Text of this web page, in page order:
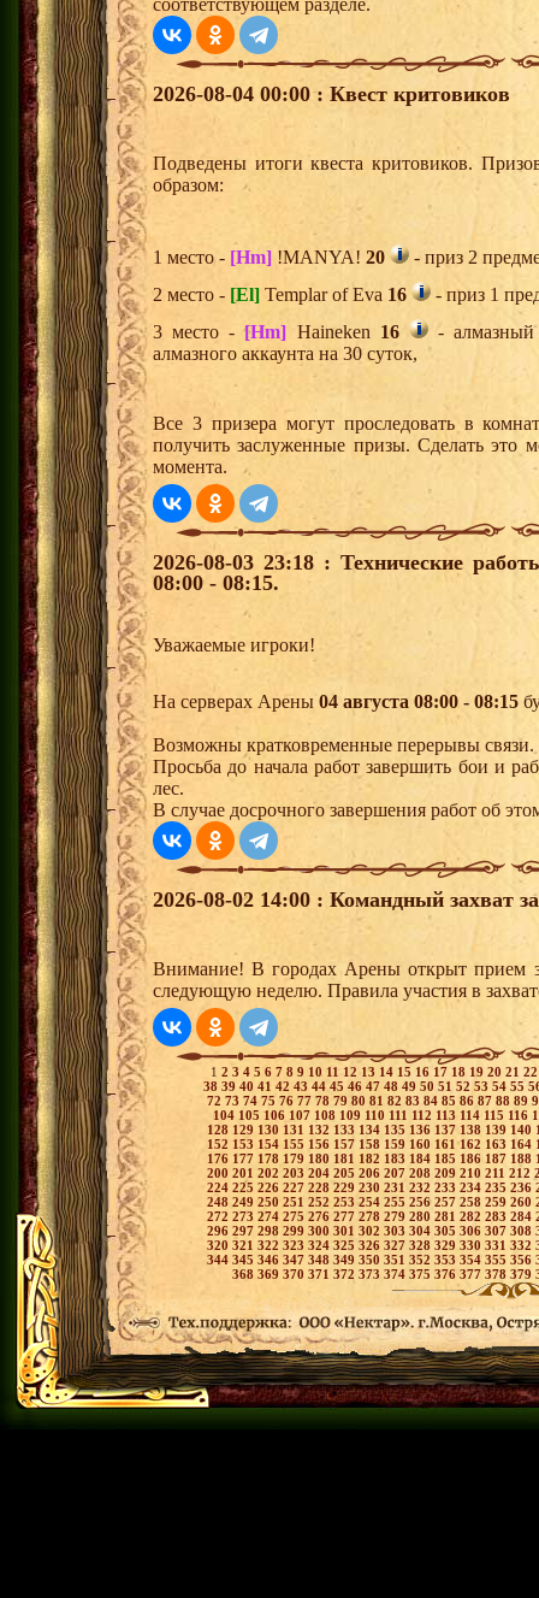
соответствующем разделе.
2026-08-04 00:00 : Квест критовиков
Подведены итоги квеста критовиков.
образом:
1 место - [Hm] !MANYA! 20
- приз 2
2 место - [El] Templar of Eva 16
- приз 1
3 место -[Hm] Haineken 16
- алмазный
алмазного аккаунта на 30 суток,
Все 3 призера могут проследовать в
получить заслуженные призы. Сделать это
момента.
2026-08-03 23:18 : Технические
08:00 - 08:15.
Уважаемые игроки!
На серверах Арены 04 августа 08:00 - 08:15
Возможны кратковременные перерывы связи.
Просьба до начала работ завершить бои и
лес.
В случае досрочного завершения работ об
2026-08-02 14:00 : Командный захват
Внимание! В городах Арены открыт прием
следующую неделю. Правила участия в
1 2 3 4 5 6 7 8 9 10 11 12 13 14 15 16 17 18 19 20 21
38 39 40 41 42 43 44 45 46 47 48 49 50 51 52 53 54 55
72 73 74 75 76 77 78 79 80 81 82 83 84 85 86 87 88 89
104 105 106 107 108 109 110 111 112 113 114 115 116
128 129 130 131 132 133 134 135 136 137 138 139 140
152 153 154 155 156 157 158 159 160 161162 163 164
176 177 178 179 180 181 182 183 184 185 186 187 188
200 201 202 203 204 205 206 207 208 209 210 211 212
224 225 226 227 228 229 230 231 232 233 234 235 236
248 249 250 251 252 253254 255 256 257 258 259 260
272 273 274 275 276 277 278 279 280 281 282 283 284
296 297 298 299 300 301 302 303 304 305 306 307 308
320 321 322 323 324 325 326 327 328 329 330 331 332
344 345 346 347 348 349 350 351 352 353 354 355 356
368 369 370 371 372 373 374 375 376 377 378 379